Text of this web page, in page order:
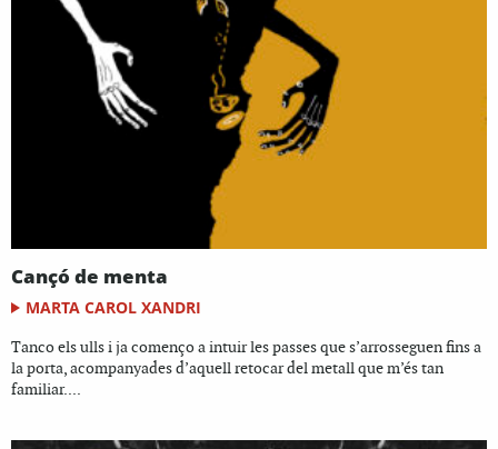
Cançó de menta
MARTA CAROL XANDRI
Tanco els ulls i ja començo a intuir les passes que s’arrosseguen fins a
la porta, acompanyades d’aquell retocar del metall que m’és tan
familiar....